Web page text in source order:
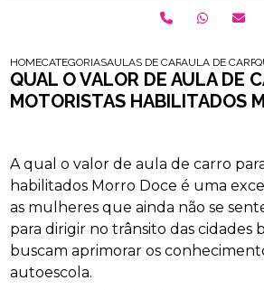
HOMECATEGORIASAULAS DE CARRO PARA
AULA DE
QUAL O VALOR DE AULA DE
MOTORISTAS HABILITADOS
A qual o valor de aula de carro
habilitados Morro Doce é uma
as mulheres que ainda não se
para dirigir no trânsito das cidades
buscam aprimorar os
autoescola.